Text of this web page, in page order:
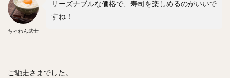
ちゃわん武士
リーズナブルな価格で、寿司を楽しめるのがいいで
すね！
ご馳走さまでした。